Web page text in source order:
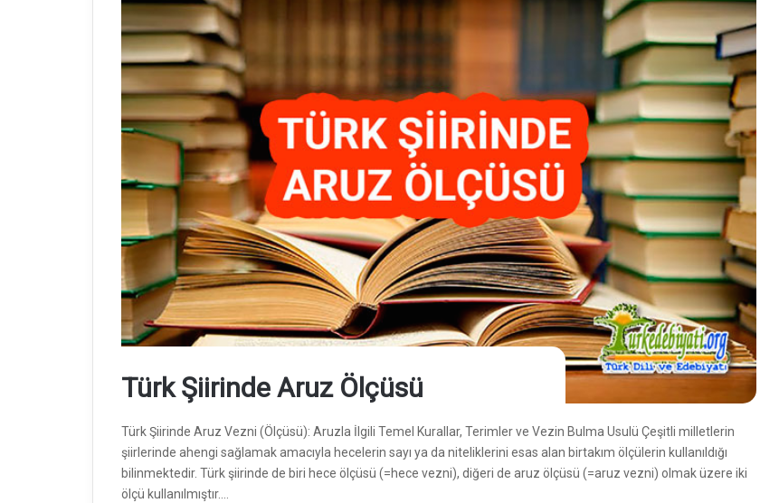
Türk Şiirinde Aruz Ölçüsü
Türk Şiirinde Aruz Vezni (Ölçüsü): Aruzla İlgili Temel Kurallar, Terimler ve Vezin Bulma Usulü Çeşitli milletlerin
şiirlerinde ahengi sağlamak amacıyla hecelerin sayı ya da niteliklerini esas alan birtakım ölçülerin kullanıldığı
bilinmektedir. Türk şiirinde de biri hece ölçüsü (=hece vezni), diğeri de aruz ölçüsü (=aruz vezni) olmak üzere iki
ölçü kullanılmıştır.…